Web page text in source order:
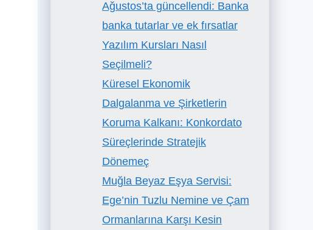
Ağustos’ta güncellendi: Banka
banka tutarlar ve ek fırsatlar
Yazılım Kursları Nasıl
Seçilmeli?
Küresel Ekonomik
Dalgalanma ve Şirketlerin
Koruma Kalkanı: Konkordato
Süreçlerinde Stratejik
Dönemeç
Muğla Beyaz Eşya Servisi:
Ege’nin Tuzlu Nemine ve Çam
Ormanlarına Karşı Kesin